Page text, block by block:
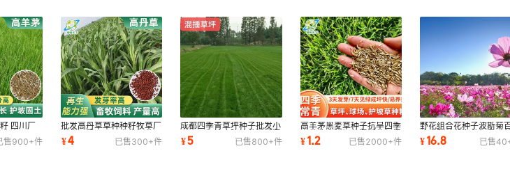
四川厂
小区园
售900+件
批发高丹草草种种籽牧草厂
家货源墨西哥玉米草籽种子
多季播种
¥4 已售300+件
成都四季青草坪种子批发小
区公园场地庭院补种补播混
播草籽草皮
¥5 已售800+件
高羊茅黑麦草种子抗旱四季
青种植畜牧饲草混播草籽绿
化工程抗寒
¥1.2 已售2000+件
野花组合花种子波斯菊
草太阳花花海种籽景区
花海种植
¥16.8 已售